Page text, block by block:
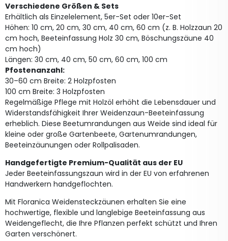
Verschiedene Größen & Sets
Erhältlich als Einzelelement, 5er-Set oder 10er-Set
Höhen: 10 cm, 20 cm, 30 cm, 40 cm, 60 cm (z. B. Holzzaun 20
cm hoch, Beeteinfassung Holz 30 cm, Böschungszäune 40
cm hoch)
Längen: 30 cm, 40 cm, 50 cm, 60 cm, 100 cm
Pfostenanzahl:
30–60 cm Breite: 2 Holzpfosten
100 cm Breite: 3 Holzpfosten
Regelmäßige Pflege mit Holzöl erhöht die Lebensdauer und
Widerstandsfähigkeit Ihrer Weidenzaun-Beeteinfassung
erheblich. Diese Beetumrandungen aus Weide sind ideal für
kleine oder große Gartenbeete, Gartenumrandungen,
Beeteinzäunungen oder Rollpalisaden.
Handgefertigte Premium-Qualität aus der EU
Jeder Beeteinfassungszaun wird in der EU von erfahrenen
Handwerkern handgeflochten.
Mit Floranica Weidensteckzäunen erhalten Sie eine
hochwertige, flexible und langlebige Beeteinfassung aus
Weidengeflecht, die Ihre Pflanzen perfekt schützt und Ihren
Garten verschönert.